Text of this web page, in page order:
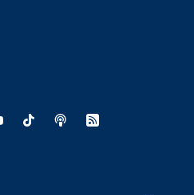
- Apertura in nuova finestra
Apertura in nuova finestra
Sito esterno - Apertura in
- Sito esterno - Apertura in
- Sito esterno -
TikTok - Sito esterno -
Spreaker - Sito
Feed RSS -